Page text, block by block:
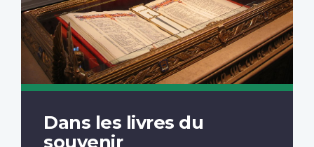
Dans les livres du
souvenir